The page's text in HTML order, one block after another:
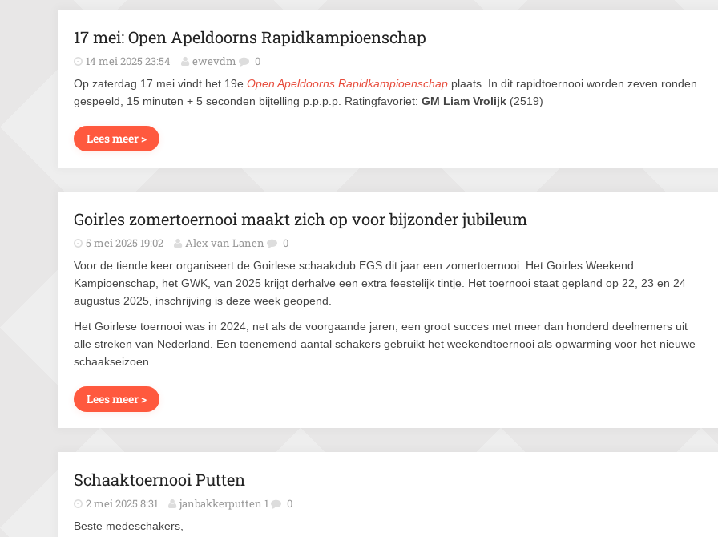
17 mei: Open Apeldoorns Rapidkampioenschap
14 mei 2025 23:54 ewevdm 0
Op zaterdag 17 mei vindt het 19e Open Apeldoorns Rapidkampioenschap plaats. In dit rapidtoernooi worden zeven ronden
gespeeld, 15 minuten + 5 seconden bijtelling p.p.p.p. Ratingfavoriet: GM Liam Vrolijk (2519)
Lees meer >
Goirles zomertoernooi maakt zich op voor bijzonder jubileum
5 mei 2025 19:02 Alex van Lanen 0
Voor de tiende keer organiseert de Goirlese schaakclub EGS dit jaar een zomertoernooi. Het Goirles Weekend
Kampioenschap, het GWK, van 2025 krijgt derhalve een extra feestelijk tintje. Het toernooi staat gepland op 22, 23 en 24
augustus 2025, inschrijving is deze week geopend.
Het Goirlese toernooi was in 2024, net als de voorgaande jaren, een groot succes met meer dan honderd deelnemers uit
alle streken van Nederland. Een toenemend aantal schakers gebruikt het weekendtoernooi als opwarming voor het nieuwe
schaakseizoen.
Lees meer >
Schaaktoernooi Putten
2 mei 2025 8:31 janbakkerputten 1 0
Beste medeschakers,